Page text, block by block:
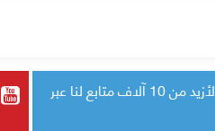
علم النفس القانون
إنضم لأزيد من 10 آلاف متابع لنا عبر